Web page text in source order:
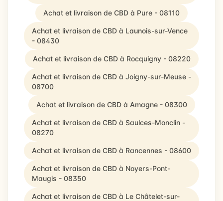
Achat et livraison de CBD à Pure - 08110
Achat et livraison de CBD à Launois-sur-Vence
- 08430
Achat et livraison de CBD à Rocquigny - 08220
Achat et livraison de CBD à Joigny-sur-Meuse -
08700
Achat et livraison de CBD à Amagne - 08300
Achat et livraison de CBD à Saulces-Monclin -
08270
Achat et livraison de CBD à Rancennes - 08600
Achat et livraison de CBD à Noyers-Pont-
Maugis - 08350
Achat et livraison de CBD à Le Châtelet-sur-